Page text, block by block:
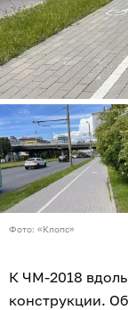
Фото: «Клопс»
К ЧМ-2018
конструкции.